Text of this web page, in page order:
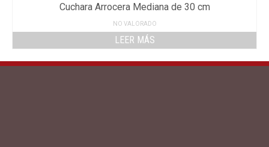
Cuchara Arrocera Mediana de 30 cm
NO VALORADO
LEER MÁS